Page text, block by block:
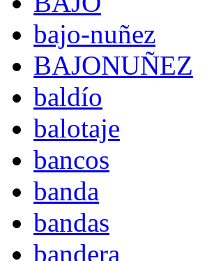
bajo-nuñez
BAJONUÑEZ
baldío
balotaje
bancos
banda
bandas
bandera